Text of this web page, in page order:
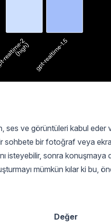
ses ve görüntüleri kabul eder
sohbete bir fotoğraf veya
isteyebilir, sonra
mümkün kılar ki bu,
Değer